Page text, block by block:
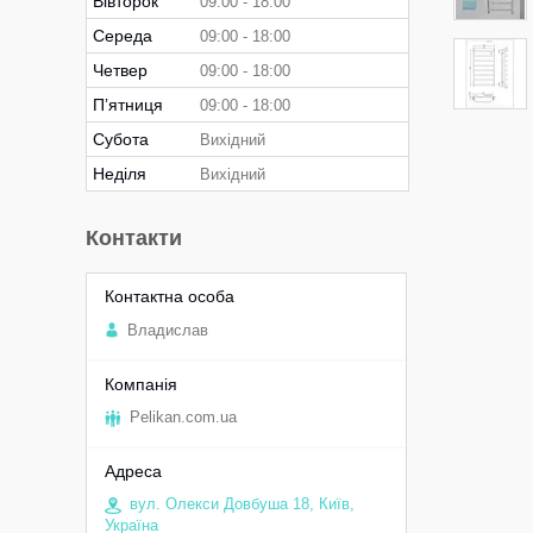
Середа 09:00 18:00
Четвер 09:00 18:00
Пʼятниця 09:00 18:00
Субота Вихідний
Неділя Вихідний
Контакти
Владислав
Pelikan.com.ua
вул. Олекси Довбуша 18, Київ,
Україна